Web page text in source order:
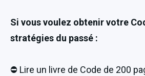
Si vous voulez obtenir votre
stratégies du passé :
⛔️ Lire un livre de Code de 200